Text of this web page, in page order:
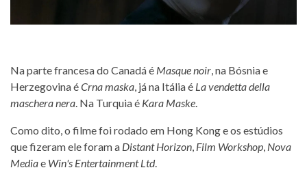
Na parte francesa do Canadá é Masque noir , na Bósnia e
Herzegovina éCrna maska , já na Itália é La vendetta della
maschera nera . Na Turquia é Kara Maske
Como dito, o filme foi rodado em Hong Kong e os estúdios
que fizeram ele foram a Distant Horizon Film Workshop Nova
Mediae Win's Entertainment Ltd.